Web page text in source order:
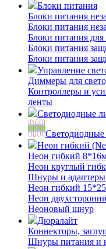
Блоки питания
Блоки питания
Блоки питания
Блоки питания
Блоки питания
Блоки питания
Управление
Диммеры для
Контроллеры и
ленты
Светодиодные
Светодиодные
Неон гибкий
Неон гибкий
Неон круглый
Шнуры и адаптеры
Неон гибкий
Неон
Неоновый шнур
Дюралайт
Коннекторы,
Шнуры питания и